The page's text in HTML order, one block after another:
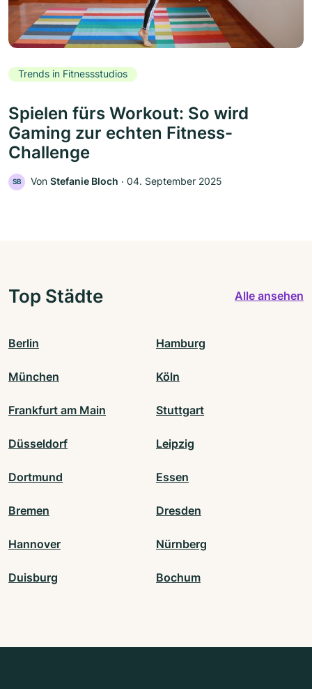
Trends in Fitnessstudios
Spielen fürs Workout: So wird
Gaming zur echten Fitness-
Challenge
SB Von Stefanie Bloch ‧ 04. September 2025
Top Städte Alle ansehen
Berlin Hamburg
München Köln
Frankfurt am Main Stuttgart
Düsseldorf Leipzig
Dortmund Essen
Bremen Dresden
Hannover Nürnberg
Duisburg Bochum